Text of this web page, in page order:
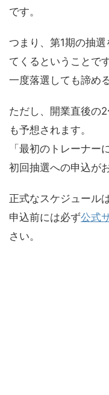
です。
つまり、第1期の抽
てくるということです
一度落選しても諦め
ただし、開業直後の
も予想されます。
「最初のトレーナー
初回抽選への申込が
正式なスケジュール
申込前には必ず公式
さい。